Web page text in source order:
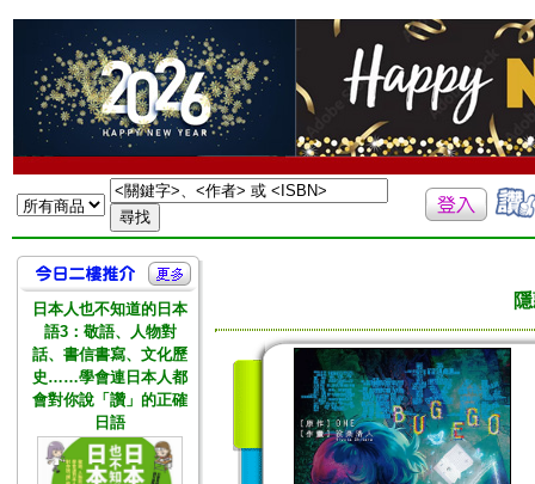
日本人也不知道的日本
語3：敬語、人物對
話、書信書寫、文化歷
史……學會連日本人都
會對你說「讚」的正確
日語